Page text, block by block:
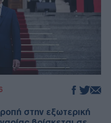
στην εξωτερική